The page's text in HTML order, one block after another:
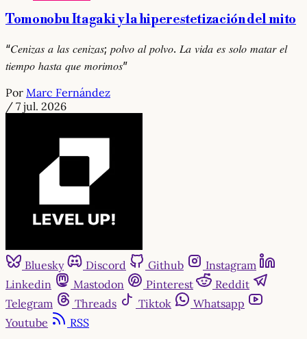
Tomonobu Itagaki y la hiperestetización del mito
“𝐶𝑒𝑛𝑖𝑧𝑎𝑠 𝑎 𝑙𝑎𝑠 𝑐𝑒𝑛𝑖𝑧𝑎𝑠; 𝑝𝑜𝑙𝑣𝑜 𝑎𝑙 𝑝𝑜𝑙𝑣𝑜. 𝐿𝑎 𝑣𝑖𝑑𝑎 𝑒𝑠 𝑠𝑜𝑙𝑜 𝑚𝑎𝑡𝑎𝑟 𝑒𝑙
𝑡𝑖𝑒𝑚𝑝𝑜 ℎ𝑎𝑠𝑡𝑎 𝑞𝑢𝑒 𝑚𝑜𝑟𝑖𝑚𝑜𝑠”
Por Marc Fernández
/ 7 jul. 2026
Bluesky Discord Github
Instagram
Linkedin
Mastodon Pinterest
Reddit
Telegram
Threads Tiktok
Whatsapp
Youtube
RSS